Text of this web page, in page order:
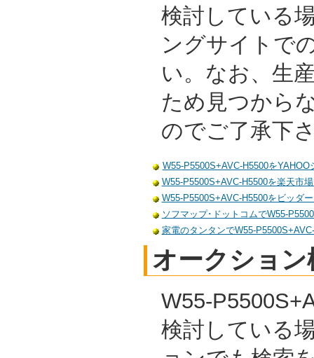
検討している
ングサイトで
い。なお、生
ため見つから
のでご了承下
W55-P5500S+AVC-H5500を
W55-P5500S+AVC-H5500を楽天市
W55-P5500S+AVC-H5500をビッダ
ソフマップ･ドットコムでW55-
家電のタンタンでW55-
オークション
W55-
検討している